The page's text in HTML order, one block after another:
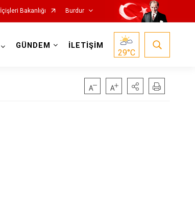
İçişleri Bakanlığı Burdur
GÜNDEM İLETİŞİM
29°C